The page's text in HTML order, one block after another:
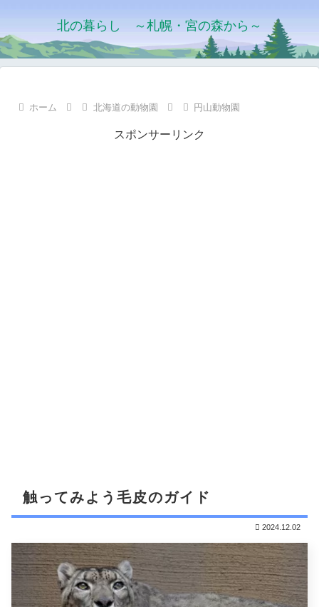
北の暮らし ～札幌・宮の森から～
ホーム 北海道の動物園 円山動物園
スポンサーリンク
触ってみよう毛皮のガイド
2024.12.02